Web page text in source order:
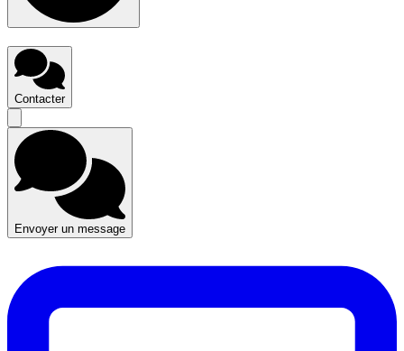
Contacter
Envoyer un message